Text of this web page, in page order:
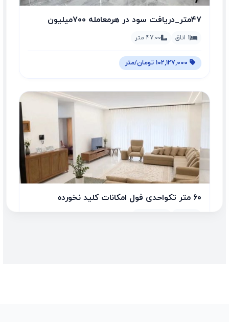
۴۷متر_دریافت سود در هرمعامله ۷۰۰میلیون
تومان
1 اتاق 47.00 متر
۶۰ متر تکواحدی فول امکانات کلید نخورده